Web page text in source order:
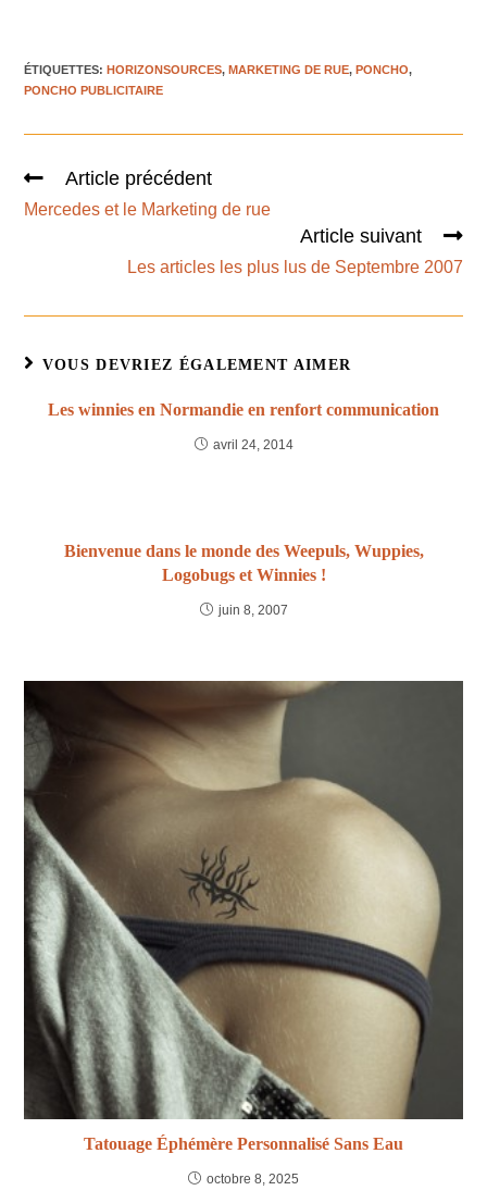
ÉTIQUETTES:HORIZONSOURCES, MARKETING DE RUE, PONCHO,
PONCHO PUBLICITAIRE
Article précédent
Mercedes et le Marketing de rue
Article suivant
Les articles les plus lus de Septembre 2007
VOUS DEVRIEZ ÉGALEMENT AIMER
Les winnies en Normandie en renfort communication
avril 24, 2014
Bienvenue dans le monde des Weepuls, Wuppies,
Logobugs et Winnies !
juin 8, 2007
Tatouage Éphémère Personnalisé Sans Eau
octobre 8, 2025